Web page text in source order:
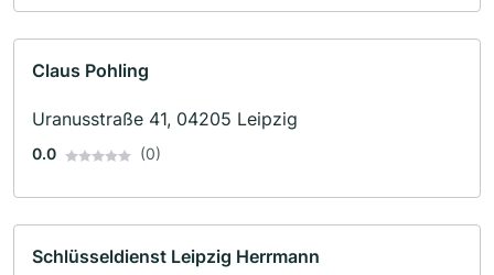
Claus Pohling
Uranusstraße 41, 04205 Leipzig
0.0 (0)
Schlüsseldienst Leipzig Herrmann